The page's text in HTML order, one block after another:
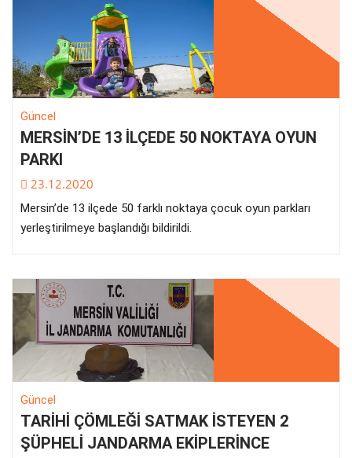
Güncel
MERSİN’DE 13 İLÇEDE 50 NOKTAYA OYUN
PARKI
23.12.2020
Mersin’de 13 ilçede 50 farklı noktaya çocuk oyun parkları
yerleştirilmeye başlandığı bildirildi.
Güncel
TARİHİ ÇÖMLEĞİ SATMAK İSTEYEN 2
ŞÜPHELİ JANDARMA EKİPLERİNCE